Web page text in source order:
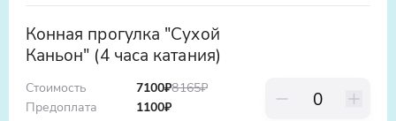
инструктора.
На конную прогулку надевайте удобную
спортивную одежду и обувь. Наденьте
штаны, чтобы не натереть ноги.
Конная прогулка "Сухой
Каньон" (4 часа катания)
Стоимость
Предоплата
7100₽8165₽
1100₽